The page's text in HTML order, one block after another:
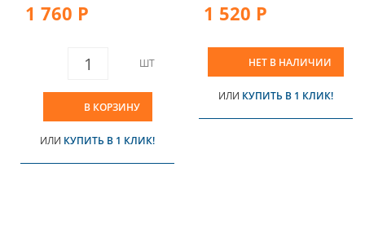
1 760 Р
ШТ
В КОРЗИНУ
ИЛИ КУПИТЬ В 1 КЛИК!
1 520 Р
НЕТ В НАЛИЧИИ
ИЛИ КУПИТЬ В 1 КЛИК!